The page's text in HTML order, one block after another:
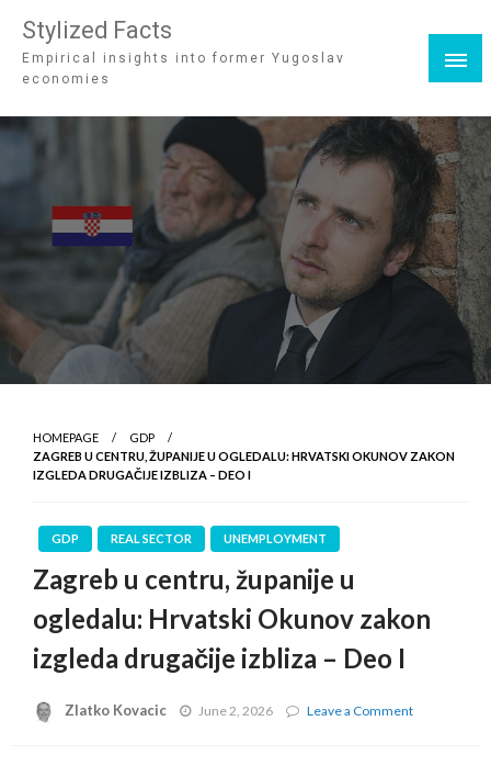
Stylized Facts
Empirical insights into former Yugoslav
economies
HOMEPAGE
GDP
ZAGREB U CENTRU, ŽUPANIJE U OGLEDALU: HRVATSKI OKUNOV ZAKON
IZGLEDA DRUGAČIJE IZBLIZA – DEO I
GDP REAL SECTOR UNEMPLOYMENT
Zagreb u centru, županije u
ogledalu: Hrvatski Okunov zakon
izgleda drugačije izbliza – Deo I
Zlatko Kovacic June 2, 2026 Leave a Commenton